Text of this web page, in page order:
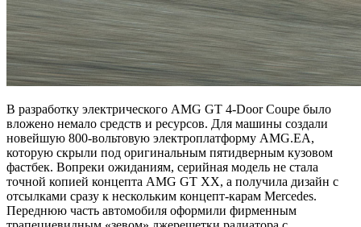
В разработку электрического AMG GT 4-Door Coupe было
вложено немало средств и ресурсов. Для машины создали
новейшую 800-вольтовую электроплатформу AMG.EA,
которую скрыли под оригинальным пятидверным кузовом
фастбек. Вопреки ожиданиям, серийная модель не стала
точной копией концепта AMG GT XX, а получила дизайн с
отсылками сразу к нескольким концепт-карам Mercedes.
Переднюю часть автомобиля оформили фирменным